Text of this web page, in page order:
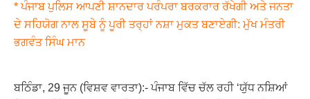
* ਪੰਜਾਬ ਪੁਲਿਸ ਆਪਣੀ ਸ਼ਾਨਦਾਰ ਪਰੰਪਰਾ ਬਰਕਰਾਰ ਰੱਖੇਗੀ ਅਤੇ ਜਨਤਾ
ਦੇ ਸਹਿਯੋਗ ਨਾਲ ਸੂਬੇ ਨੂੰ ਪੂਰੀ ਤਰ੍ਹਾਂ ਨਸ਼ਾ ਮੁਕਤ ਬਣਾਏਗੀ: ਮੁੱਖ ਮੰਤਰੀ
ਭਗਵੰਤ ਸਿੰਘ ਮਾਨ
ਬਠਿੰਡਾ, 29 ਜੂਨ (ਵਿਸ਼ਵ ਵਾਰਤਾ):- ਪੰਜਾਬ ਵਿੱਚ ਚੱਲ ਰਹੀ ‘ਯੁੱਧ ਨਸ਼ਿਆਂ